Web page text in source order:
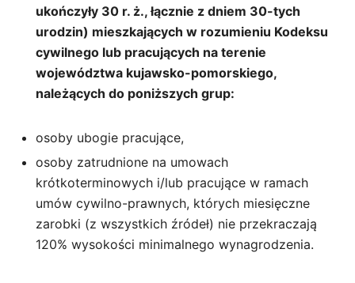
ukończyły 30 r. ż., łącznie z dniem 30-tych
urodzin) mieszkających w rozumieniu Kodeksu
cywilnego lub pracujących na terenie
województwa kujawsko-pomorskiego,
należących do poniższych grup:
osoby ubogie pracujące,
osoby zatrudnione na umowach
krótkoterminowych i/lub pracujące w ramach
umów cywilno-prawnych, których miesięczne
zarobki (z wszystkich źródeł) nie przekraczają
120% wysokości minimalnego wynagrodzenia.